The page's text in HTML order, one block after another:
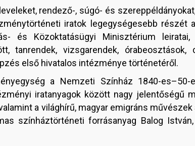
rendező-, súgó- és
iratok legegységesebb részét
és Közoktatásügyi Minisztérium
tanrendek, vizsgarendek, órabeosztások,
első hivatalos intézménye történetéről.
a Nemzeti Színház 1840-es–50-
iratanyagok között nagy jelentőségű
a világhírű, magyar emigráns
színháztörténeti forrásanyag Balog